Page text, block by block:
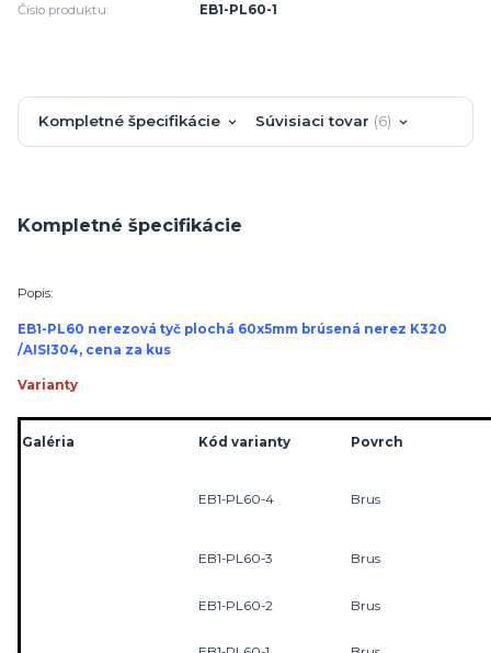
Číslo produktu: EB1-PL60-1
Kompletné špecifikácie Súvisiaci tovar 6
Kompletné špecifikácie
Popis:
EB1-PL60 nerezová tyč plochá 60x5mm brúsená nerez K320
/AISI304, cena za kus
Varianty
Galéria Kód varianty Povrch
EB1-PL60-4 Brus
EB1-PL60-3 Brus
EB1-PL60-2 Brus